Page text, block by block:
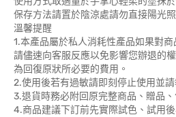
保存方法請置於陰涼處請勿直接陽光
溫馨提醒
1.本產品屬於私人消耗性產品如果對
請儘速向客服反應以免影響您辦退的
為回復原狀所必要的費用。
2.使用後若有過敏請即刻停止使用並請
3.退貨時務必附回原完整商品、贈品、
4.商品建議下訂前先實際試色、試用